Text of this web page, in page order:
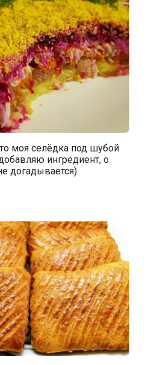
моя селёдка под шубой
ингредиент, о
догадывается)